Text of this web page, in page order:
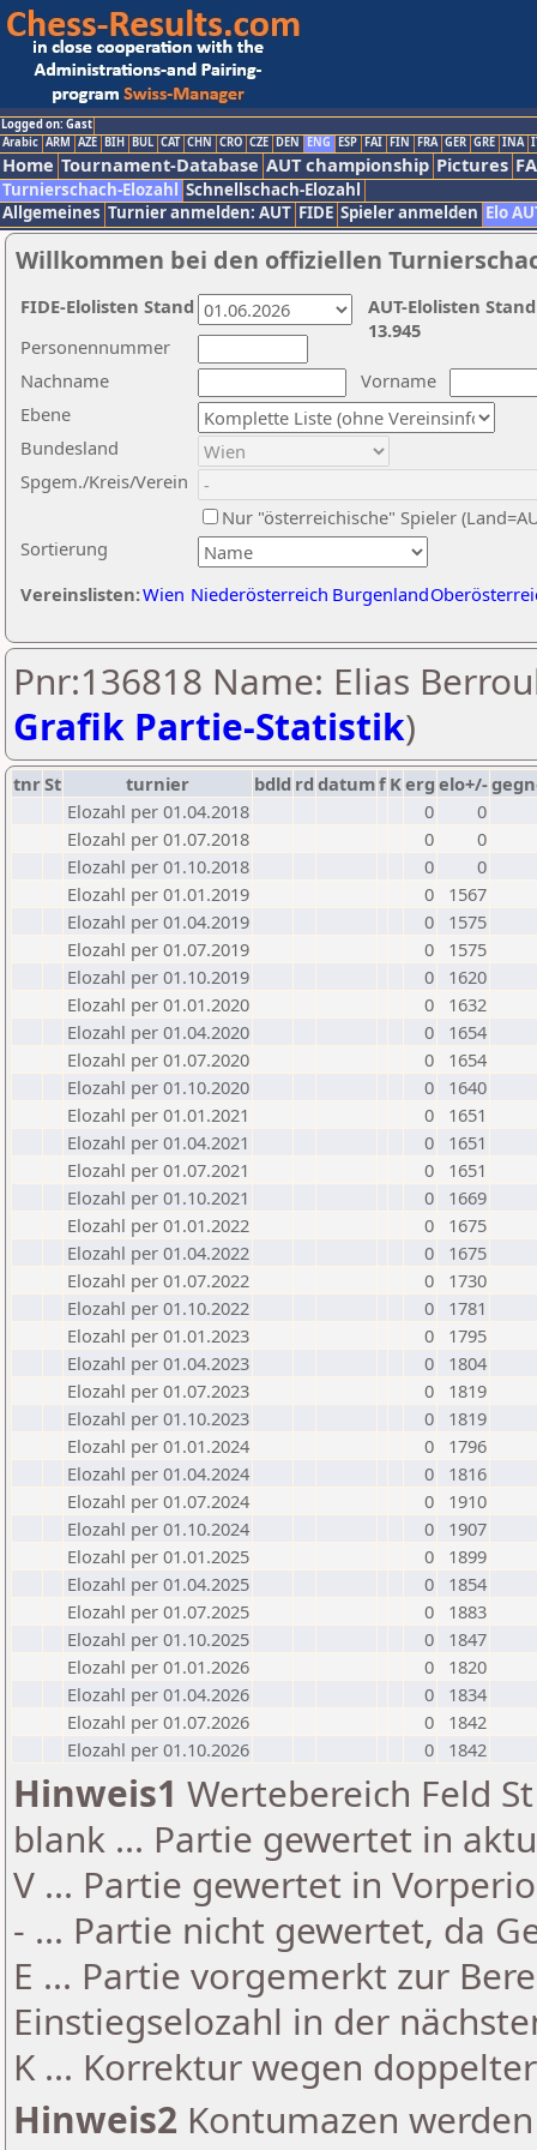
Logged on: Gast
Arabic ARM AZE BIH BUL CAT CHN CRO CZE DEN ENG ESP FAI FIN FRA GER GRE INA
Home Tournament-Database AUT championship Pictures
Turnierschach-Elozahl Schnellschach-Elozahl
Allgemeines Turnier anmelden: AUT FIDE Spieler anmelden Elo
Willkommen bei den offiziellen
Nachname
Vorname
Ebene
Sortierung
Personennummer
Bundesland
Spgem./Kreis/Verein
Nur "österreichische" Spieler
Vereinslisten:Wien Niederösterreich Burgenland
AUT-Elolisten
13.945
FIDE-Elolisten Stand
Pnr:136818 Name: Elias
Grafik Partie-Statistik)
tnrSt turnier bdld rd datumf Kerg elo+/-
Elozahl per 01.04.2018
0
0
Elozahl per 01.07.2018
0
0
Elozahl per 01.10.2018
0
0
Elozahl per 01.01.2019
0
1567
Elozahl per 01.04.2019
0
1575
Elozahl per 01.07.2019
0
1575
Elozahl per 01.10.2019
0
1620
Elozahl per 01.01.2020
0
1632
Elozahl per 01.04.2020
0
1654
Elozahl per 01.07.2020
0
1654
Elozahl per 01.10.2020
0
1640
Elozahl per 01.01.2021
0
1651
Elozahl per 01.04.2021
0
1651
Elozahl per 01.07.2021
0
1651
Elozahl per 01.10.2021
0
1669
Elozahl per 01.01.2022
0
1675
Elozahl per 01.04.2022
0
1675
Elozahl per 01.07.2022
0
1730
Elozahl per 01.10.2022
0
1781
Elozahl per 01.01.2023
0
1795
Elozahl per 01.04.2023
0
1804
Elozahl per 01.07.2023
0
1819
Elozahl per 01.10.2023
0
1819
Elozahl per 01.01.2024
0
1796
Elozahl per 01.04.2024
0
1816
Elozahl per 01.07.2024
0
1910
Elozahl per 01.10.2024
0
1907
Elozahl per 01.01.2025
0
1899
Elozahl per 01.04.2025
0
1854
Elozahl per 01.07.2025
0
1883
Elozahl per 01.10.2025
0
1847
Elozahl per 01.01.2026
0
1820
Elozahl per 01.04.2026
0
1834
Elozahl per 01.07.2026
0
1842
Elozahl per 01.10.2026
0 1842
Hinweis1 Wertebereich Feld
blank ... Partie gewertet in
V ... Partie gewertet in
- ... Partie nicht gewertet, da
E ... Partie vorgemerkt zur
Einstiegselozahl in der
K ... Korrektur wegen
Hinweis2 Kontumazen